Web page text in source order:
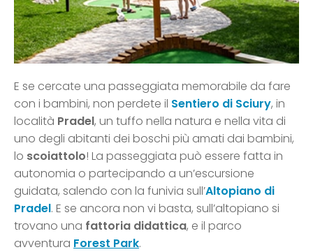
E se cercate una passeggiata memorabile da fare
con i bambini, non perdete il Sentiero di Sciury, in
località Pradel, un tuffo nella natura e nella vita di
uno degli abitanti dei boschi più amati dai bambini,
lo scoiattolo! La passeggiata può essere fatta in
autonomia o partecipando a un’escursione
guidata, salendo con la funivia sull’Altopiano di
Pradel. E se ancora non vi basta, sull’altopiano si
trovano una fattoria didattica, e il parco
avventura Forest Park.